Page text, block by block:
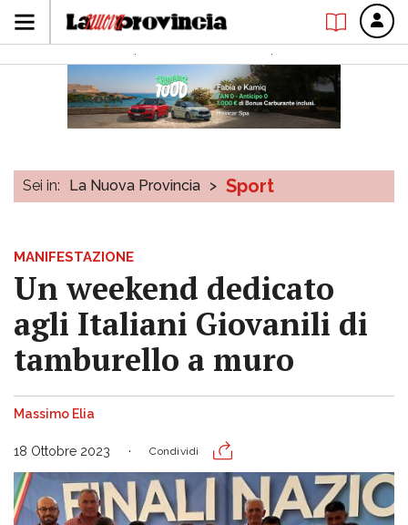
Sei in: La Nuova Provincia > Sport
MANIFESTAZIONE
Un weekend dedicato
agli Italiani Giovanili di
tamburello a muro
Massimo Elia
18 Ottobre 2023 Condividi